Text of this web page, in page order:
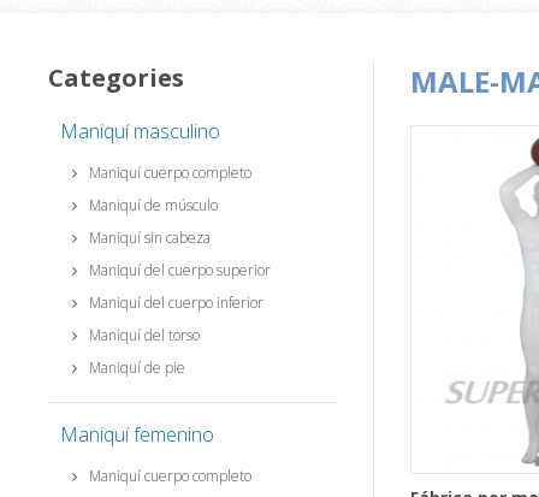
Categories
Maniquí masculino
Maniquí cuerpo completo
Maniquí de músculo
Maniquí sin cabeza
Maniquí del cuerpo superior
Maniquí del cuerpo inferior
Maniquí del torso
Maniquí de pie
Maniquí femenino
Maniquí cuerpo completo
MALE-